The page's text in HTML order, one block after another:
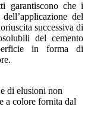
garantiscono che i
del
successiva di
del cemento
in forma di
di elusioni non
a colore fornita dal